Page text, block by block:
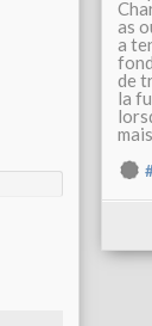
as
a
de
la